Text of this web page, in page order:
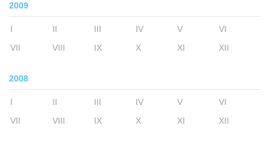
2009
I II III IV V
VI
VII
VIII IX X XI XII
2008
I II III IV V
VI
VII
VIII IX X XI XII